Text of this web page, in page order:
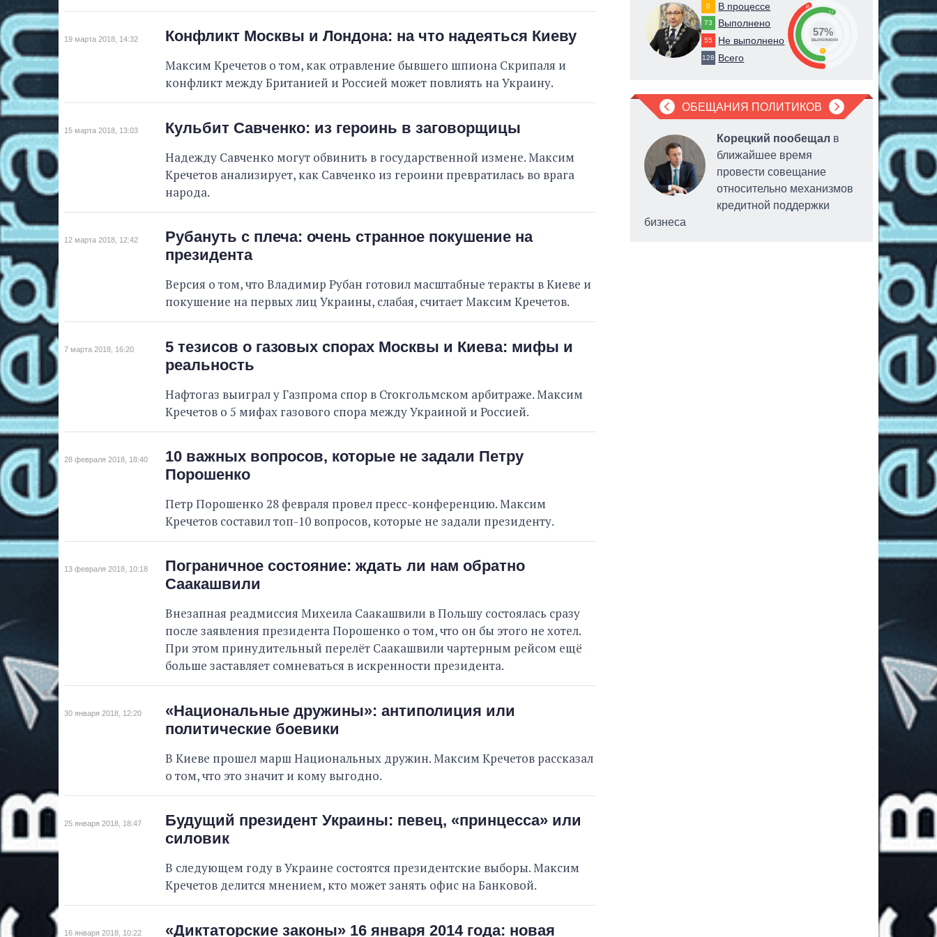
19 марта 2018, 14:32 Конфликт Москвы и Лондона: на что надеяться Киеву
Максим Кречетов о том, как отравление бывшего шпиона Скрипаля и
конфликт между Британией и Россией может повлиять на Украину.
15 марта 2018, 13:03 Кульбит Савченко: из героинь в заговорщицы
Надежду Савченко могут обвинить в государственной измене. Максим
Кречетов анализирует, как Савченко из героини превратилась во врага
народа.
12 марта 2018, 12:42
Рубануть с плеча: очень странное покушение на
президента
Версия о том, что Владимир Рубан готовил масштабные теракты в Киеве и
покушение на первых лиц Украины, слабая, считает Максим Кречетов.
7 марта 2018, 16:20
5 тезисов о газовых спорах Москвы и Киева: мифы и
реальность
Нафтогаз выиграл у Газпрома спор в Стокгольмском арбитраже. Максим
Кречетов о 5 мифах газового спора между Украиной и Россией.
28 февраля 2018, 18:40
10 важных вопросов, которые не задали Петру
Порошенко
Петр Порошенко 28 февраля провел пресс-конференцию. Максим
Кречетов составил топ-10 вопросов, которые не задали президенту.
13 февраля 2018, 10:18
Пограничное состояние: ждать ли нам обратно
Саакашвили
Внезапная реадмиссия Михеила Саакашвили в Польшу состоялась сразу
после заявления президента Порошенко о том, что он бы этого не хотел.
При этом принудительный перелёт Саакашвили чартерным рейсом ещё
больше заставляет сомневаться в искренности президента.
30 января 2018, 12:20
«Национальные дружины»: антиполиция или
политические боевики
В Киеве прошел марш Национальных дружин. Максим Кречетов рассказал
о том, что это значит и кому выгодно.
25 января 2018, 18:47
Будущий президент Украины: певец, «принцесса» или
силовик
В следующем году в Украине состоятся президентские выборы. Максим
Кречетов делится мнением, кто может занять офис на Банковой.
16 января 2018, 10:22
«Диктаторские законы» 16 января 2014 года: новая
33 Не выполнено
63%
выполнено
0 В процессе
73 Выполнено
55 Не выполнено
128 Всего
43
57
0
57%
выполнено
ОБЕЩАНИЯ ПОЛИТИКОВ
Яценко пообещал
ближайшее время подаст
исковое заявление в суд
Корецкий пообещал в
ближайшее время
провести совещание
относительно механизмов
кредитной поддержки
бизнеса